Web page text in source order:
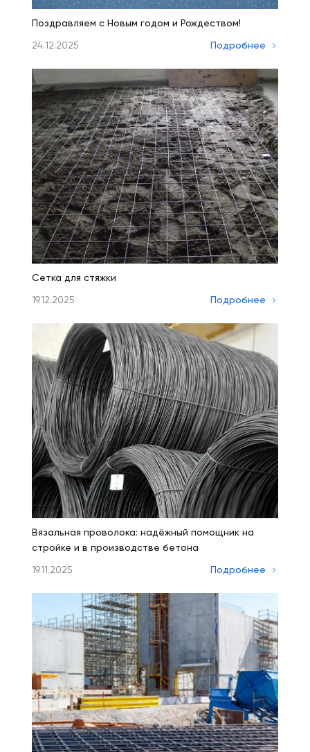
Поздравляем с Новым годом и Рождеством!
24.12.2025 Подробнее
Сетка для стяжки
19.12.2025 Подробнее
Вязальная проволока: надёжный помощник на
стройке и в производстве бетона
19.11.2025 Подробнее